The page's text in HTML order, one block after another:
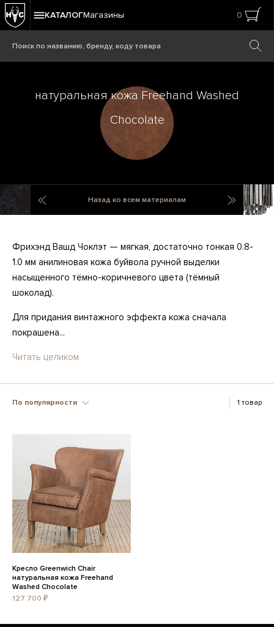
КАТАЛОГМагазины 0
натуральная кожа Freehand Washed
Chocolate
натуральная кожа Old Saddle Black
Назад ко всем материалам стекло
Фрихэнд Вашд Чоклэт — мягкая, достаточно тонкая 0.8-
1.0 мм анилиновая кожа буйвола ручной выделки
насыщенного тёмно-коричневого цвета (тёмный
шоколад).
Для придания винтажного эффекта кожа сначала
покрашена...
Читать целиком
По популярности 1 товар
Кресло Greenwich Chair
натуральная кожа Freehand
Washed Chocolate
127 700 ₽